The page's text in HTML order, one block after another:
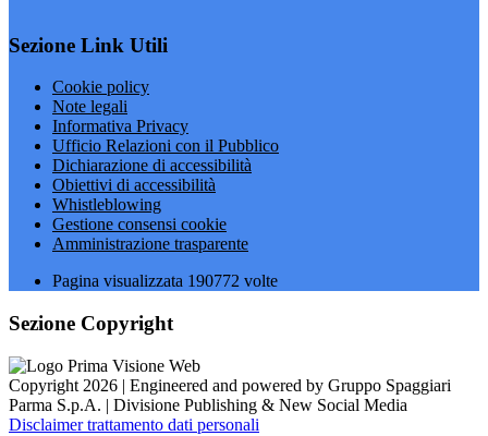
Sezione Link Utili
Cookie policy
Note legali
Informativa Privacy
Ufficio Relazioni con il Pubblico
Dichiarazione di accessibilità
Obiettivi di accessibilità
Whistleblowing
Gestione consensi cookie
Amministrazione trasparente
Pagina visualizzata 190772 volte
Sezione Copyright
Copyright 2026 | Engineered and powered by Gruppo Spaggiari
Parma S.p.A. | Divisione Publishing & New Social Media
Disclaimer trattamento dati personali